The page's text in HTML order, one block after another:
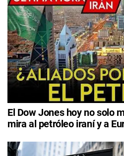
El Dow Jones hoy no solo
mira al petróleo iraní y a